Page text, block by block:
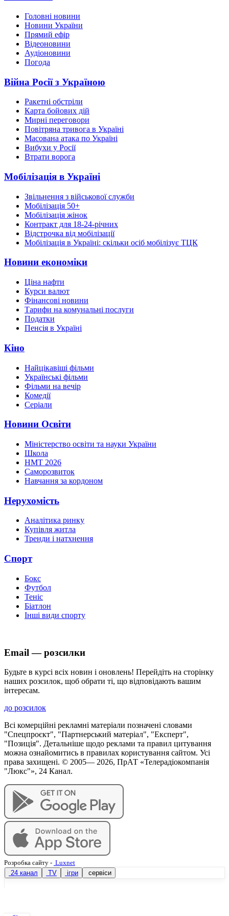
Головні новини
Новини України
Прямий ефір
Відеоновини
Аудіоновини
Погода
Війна Росії з Україною
Ракетні обстріли
Карта бойових дій
Мирні переговори
Повітряна тривога в Україні
Масована атака по Україні
Вибухи у Росії
Втрати ворога
Мобілізація в Україні
Звільнення з військової служби
Мобілізація 50+
Мобілізація жінок
Контракт для 18-24-річних
Відстрочка від мобілізації
Мобілізація в Україні: скільки осіб мобілізує ТЦК
Новини економіки
Ціна нафти
Курси валют
Фінансові новини
Тарифи на комунальні послуги
Податки
Пенсія в Україні
Кіно
Найцікавіші фільми
Українські фільми
Фільми на вечір
Комедії
Серіали
Новини Освіти
Міністерство освіти та науки України
Школа
НМТ 2026
Саморозвиток
Навчання за кордоном
Нерухомість
Аналітика ринку
Купівля житла
Тренди і натхнення
Спорт
Бокс
Футбол
Теніс
Біатлон
Інші види спорту
Email — розсилки
Будьте в курсі всіх новин і оновлень! Перейдіть на сторінку
наших розсилок, щоб обрати ті, що відповідають вашим
інтересам.
до розсилок
Всі комерційні рекламні матеріали позначені словами
"Спецпроєкт", "Партнерський матеріал", "Експерт",
"Позиція". Детальніше щодо реклами та правил цитування
можна ознайомитись в правилах користування сайтом. Усі
права захищені. © 2005— 2026, ПрАТ «Телерадіокомпанія
"Люкс"», 24 Канал.
Розробка сайту - Luxnet
24 канал
TV ігри сервіси